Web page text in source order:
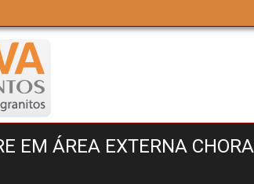
EM ÁREA EXTERNA CHORA